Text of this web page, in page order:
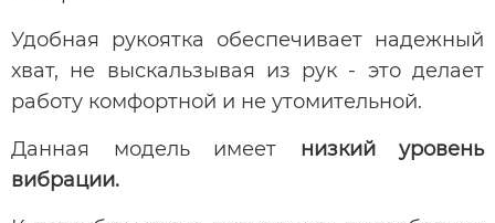
Удобная рукоятка обеспечивает надежный
хват, не выскальзывая из рук - это делает
работу комфортной и не утомительной.
Данная модель имеет низкий уровень
вибрации.